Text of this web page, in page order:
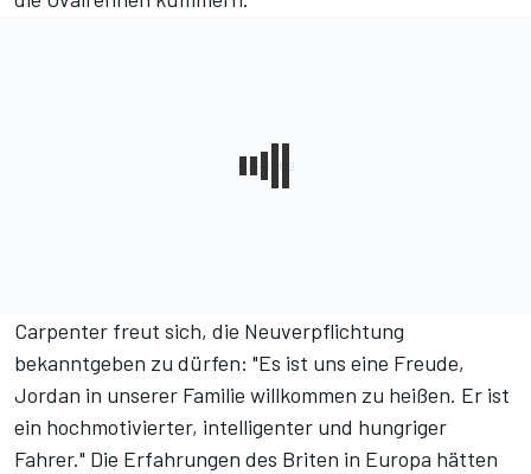
Carpenter freut sich, die Neuverpflichtung
bekanntgeben zu dürfen: "Es ist uns eine Freude,
Jordan in unserer Familie willkommen zu heißen. Er ist
ein hochmotivierter, intelligenter und hungriger
Fahrer." Die Erfahrungen des Briten in Europa hätten